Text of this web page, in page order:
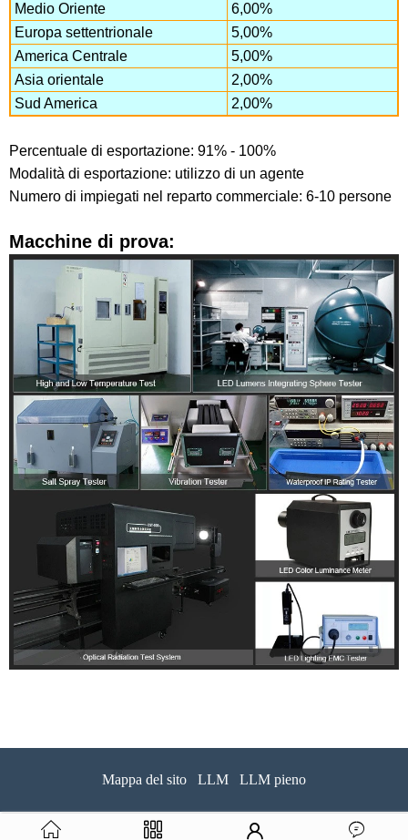
Medio Oriente
6,00%
Europa settentrionale
5,00%
America Centrale
5,00%
Asia orientale
2,00%
Sud America
2,00%
Percentuale di esportazione: 91% - 100%
Modalità di esportazione: utilizzo di un agente
Numero di impiegati nel reparto commerciale: 6-10 persone
Macchine di prova:
Mappa del sito LLM LLM pieno